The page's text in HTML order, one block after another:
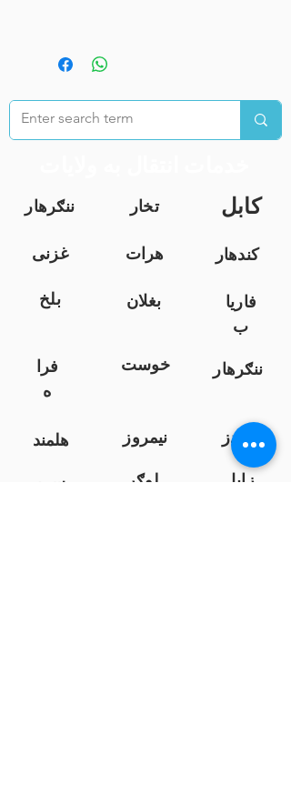
ننګرهار تخار کابل
غزنی هرات
کندهار
بلخ
بغلان
فاریا
ب
فرا
ه
خوست ننګرهار
هلمند نیمروز
کندز
سرپ
لوګر زابل